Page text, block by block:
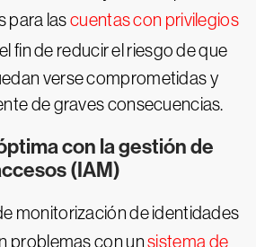
para lascuentas con privilegios
fin de reducir el riesgo de que
verse comprometidas y
de graves consecuencias.
con la gestión de
(IAM)
monitorización de identidades
problemas con unsistema de